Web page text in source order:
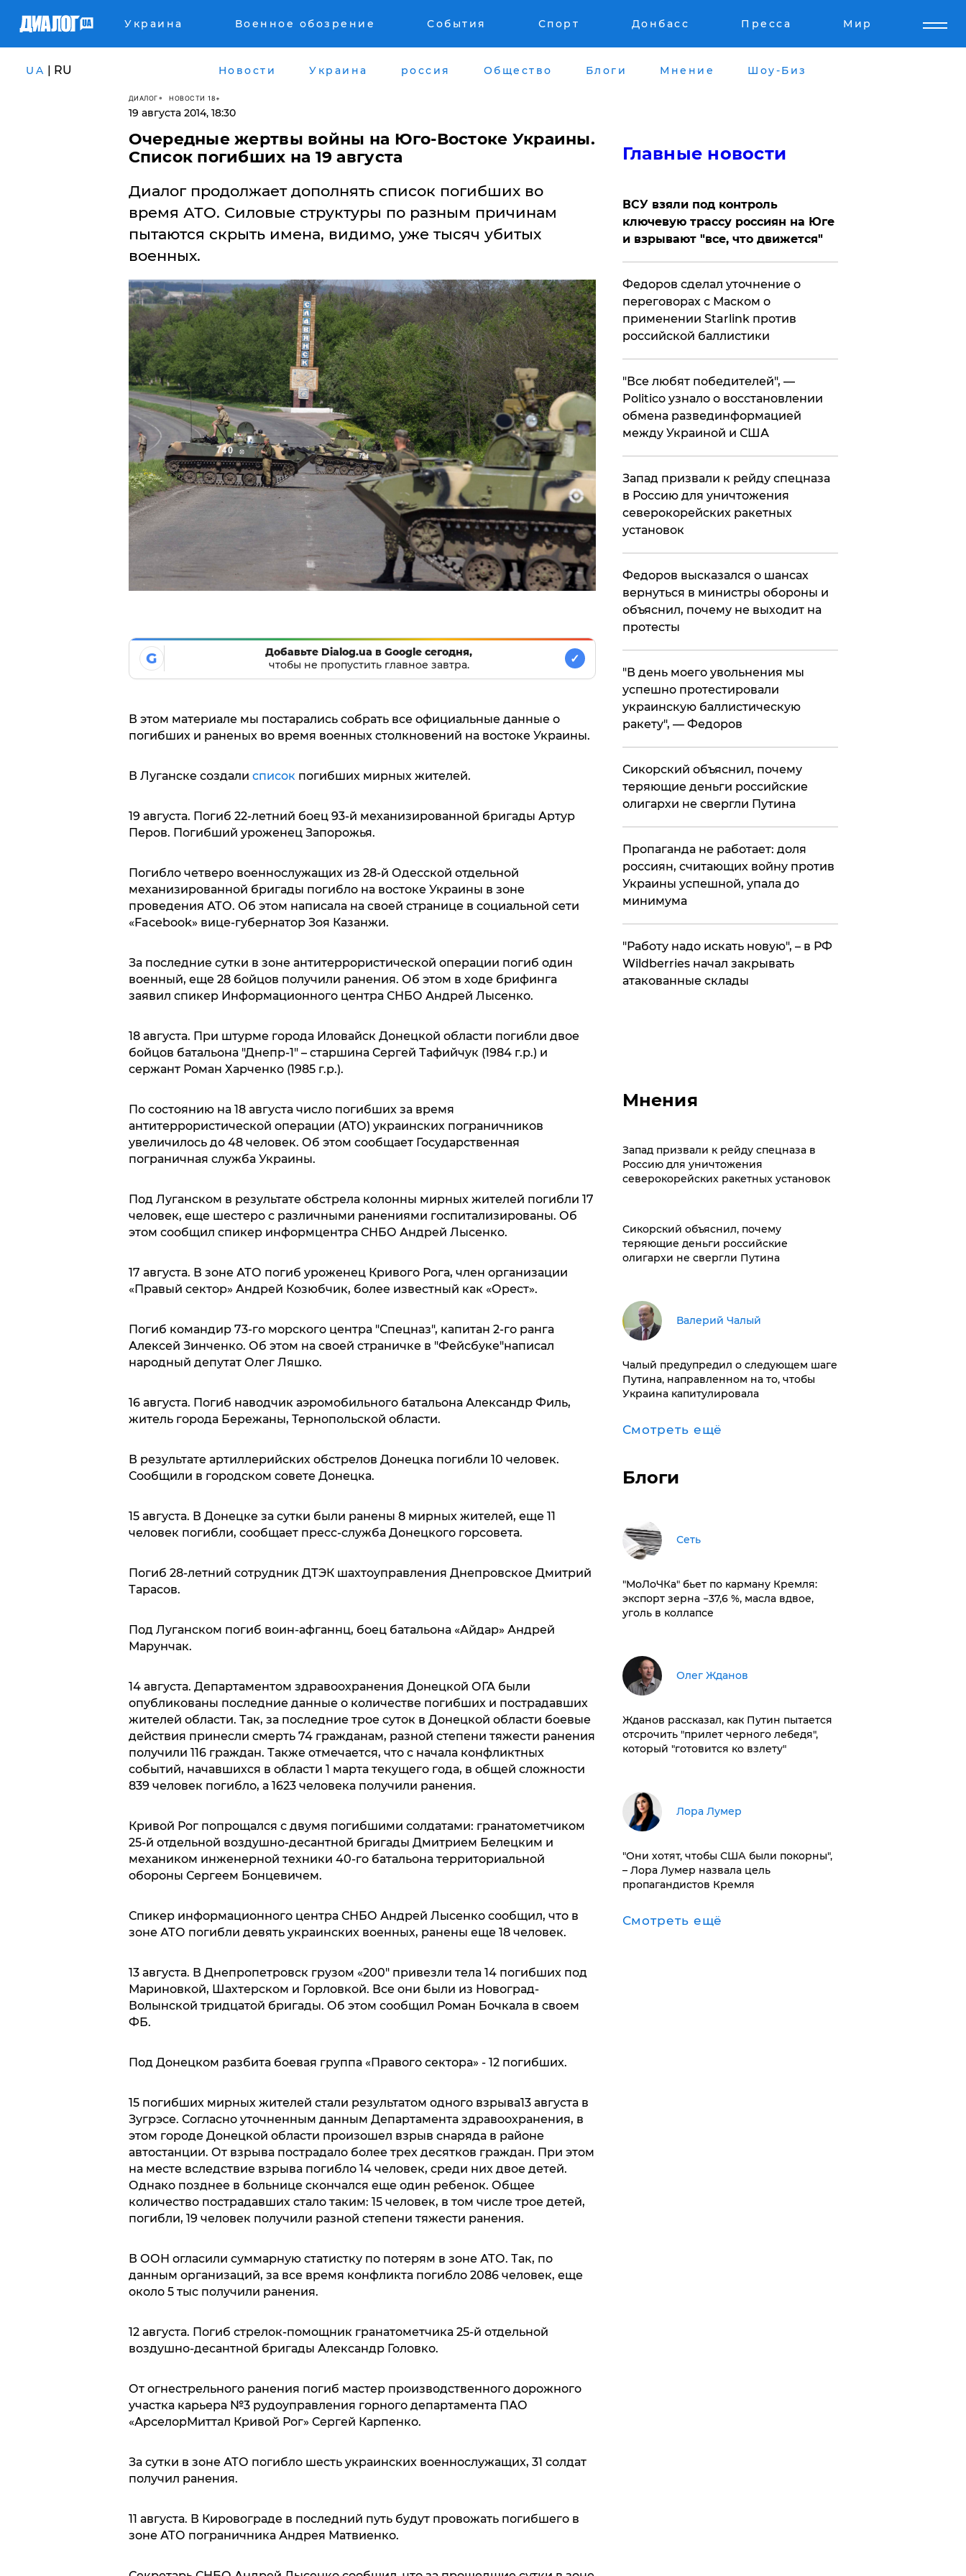
Украина Военное обозрение События Спорт Донбасс Пресса Мир
UA | RU Новости Украина россия Общество Блоги Мнение Шоу-Биз
ДИАЛОГ НОВОСТИ 18+
19 августа 2014, 18:30
Очередные жертвы войны на Юго-Востоке Украины.
Список погибших на 19 августа
Диалог продолжает дополнять список погибших во
время АТО. Силовые структуры по разным причинам
пытаются скрыть имена, видимо, уже тысяч убитых
военных.
G
Добавьте Dialog.ua в Google сегодня,
чтобы не пропустить главное завтра.
✓
В этом материале мы постарались собрать все официальные данные о
погибших и раненых во время военных столкновений на востоке Украины.
В Луганске создали списокпогибших мирных жителей.
19 августа. Погиб 22-летний боец 93-й механизированной бригады Артур
Перов. Погибший уроженец Запорожья.
Погибло четверо военнослужащих из 28-й Одесской отдельной
механизированной бригады погибло на востоке Украины в зоне
проведения АТО. Об этом написала на своей странице в социальной сети
«Facebook» вице-губернатор Зоя Казанжи.
За последние сутки в зоне антитеррористической операции погиб один
военный, еще 28 бойцов получили ранения. Об этом в ходе брифинга
заявил спикер Информационного центра СНБО Андрей Лысенко.
18 августа. При штурме города Иловайск Донецкой области погибли двое
бойцов батальона "Днепр-1" – старшина Сергей Тафийчук (1984 г.р.) и
сержант Роман Харченко (1985 г.р.).
По состоянию на 18 августа число погибших за время
антитеррористической операции (АТО) украинских пограничников
увеличилось до 48 человек. Об этом сообщает Государственная
пограничная служба Украины.
Под Луганском в результате обстрела колонны мирных жителей погибли 17
человек, еще шестеро с различными ранениями госпитализированы. Об
этом сообщил спикер информцентра СНБО Андрей Лысенко.
17 августа. В зоне АТО погиб уроженец Кривого Рога, член организации
«Правый сектор» Андрей Козюбчик, более известный как «Орест».
Погиб командир 73-го морского центра "Спецназ", капитан 2-го ранга
Алексей Зинченко. Об этом на своей страничке в "Фейсбуке"написал
народный депутат Олег Ляшко.
16 августа. Погиб наводчик аэромобильного батальона Александр Филь,
житель города Бережаны, Тернопольской области.
В результате артиллерийских обстрелов Донецка погибли 10 человек.
Сообщили в городском совете Донецка.
15 августа. В Донецке за сутки были ранены 8 мирных жителей, еще 11
человек погибли, сообщает пресс-служба Донецкого горсовета.
Погиб 28-летний сотрудник ДТЭК шахтоуправления Днепровское Дмитрий
Тарасов.
Под Луганском погиб воин-афганнц, боец батальона «Айдар» Андрей
Марунчак.
14 августа. Департаментом здравоохранения Донецкой ОГА были
опубликованы последние данные о количестве погибших и пострадавших
жителей области. Так, за последние трое суток в Донецкой области боевые
действия принесли смерть 74 гражданам, разной степени тяжести ранения
получили 116 граждан. Также отмечается, что с начала конфликтных
событий, начавшихся в области 1 марта текущего года, в общей сложности
839 человек погибло, а 1623 человека получили ранения.
Кривой Рог попрощался с двумя погибшими солдатами: гранатометчиком
25-й отдельной воздушно-десантной бригады Дмитрием Белецким и
механиком инженерной техники 40-го батальона территориальной
обороны Сергеем Бонцевичем.
Спикер информационного центра СНБО Андрей Лысенко сообщил, что в
зоне АТО погибли девять украинских военных, ранены еще 18 человек.
13 августа. В Днепропетровск грузом «200″ привезли тела 14 погибших под
Мариновкой, Шахтерском и Горловкой. Все они были из Новоград-
Волынской тридцатой бригады. Об этом сообщил Роман Бочкала в своем
ФБ.
Под Донецком разбита боевая группа «Правого сектора» - 12 погибших.
15 погибших мирных жителей стали результатом одного взрыва13 августа в
Зугрэсе. Согласно уточненным данным Департамента здравоохранения, в
этом городе Донецкой области произошел взрыв снаряда в районе
автостанции. От взрыва пострадало более трех десятков граждан. При этом
на месте вследствие взрыва погибло 14 человек, среди них двое детей.
Однако позднее в больнице скончался еще один ребенок. Общее
количество пострадавших стало таким: 15 человек, в том числе трое детей,
погибли, 19 человек получили разной степени тяжести ранения.
В ООН огласили суммарную статистку по потерям в зоне АТО. Так, по
данным организаций, за все время конфликта погибло 2086 человек, еще
около 5 тыс получили ранения.
12 августа. Погиб стрелок-помощник гранатометчика 25-й отдельной
воздушно-десантной бригады Александр Головко.
От огнестрельного ранения погиб мастер производственного дорожного
участка карьера №3 рудоуправления горного департамента ПАО
«АрселорМиттал Кривой Рог» Сергей Карпенко.
За сутки в зоне АТО погибло шесть украинских военнослужащих, 31 солдат
получил ранения.
11 августа. В Кировограде в последний путь будут провожать погибшего в
зоне АТО пограничника Андрея Матвиенко.
Главные новости
ВСУ взяли под контроль
ключевую трассу россиян на Юге
и взрывают "все, что движется"
Федоров сделал уточнение о
переговорах с Маском о
применении Starlink против
российской баллистики
​"Все любят победителей", —
Politico узнало о восстановлении
обмена развединформацией
между Украиной и США
Запад призвали к рейду спецназа
в Россию для уничтожения
северокорейских ракетных
установок
Федоров высказался о шансах
вернуться в министры обороны и
объяснил, почему не выходит на
протесты
​"В день моего увольнения мы
успешно протестировали
украинскую баллистическую
ракету", — Федоров
Сикорский объяснил, почему
теряющие деньги российские
олигархи не свергли Путина
​Пропаганда не работает: доля
россиян, считающих войну против
Украины успешной, упала до
минимума
"Работу надо искать новую", – в РФ
Wildberries начал закрывать
атакованные склады
Мнения
Запад призвали к рейду спецназа в
Россию для уничтожения
северокорейских ракетных установок
Сикорский объяснил, почему
теряющие деньги российские
олигархи не свергли Путина
Валерий Чалый
Чалый предупредил о следующем шаге
Путина, направленном на то, чтобы
Украина капитулировала
Смотреть ещё
Блоги
Сеть
​"МоЛоЧКа" бьет по карману Кремля:
экспорт зерна −37,6 %, масла вдвое,
уголь в коллапсе
Олег Жданов
Жданов рассказал, как Путин пытается
отсрочить "прилет черного лебедя",
который "готовится ко взлету"
​Лора Лумер
"Они хотят, чтобы США были покорны",
– Лора Лумер назвала цель
пропагандистов Кремля
Смотреть ещё